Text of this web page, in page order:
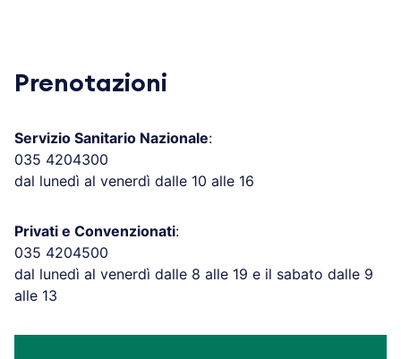
Prenotazioni
Servizio Sanitario Nazionale:
035 4204300
dal lunedì al venerdì dalle 10 alle 16
Privati e Convenzionati:
035 4204500
dal lunedì al venerdì dalle 8 alle 19 e il sabato dalle 9
alle 13